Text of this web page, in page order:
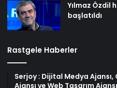
Yılmaz Özdil
başlatıldı
Rastgele Haberler
Serjoy : Dijital Medya Ajansı,
Ajansı ve Web Tasarım Ajansı